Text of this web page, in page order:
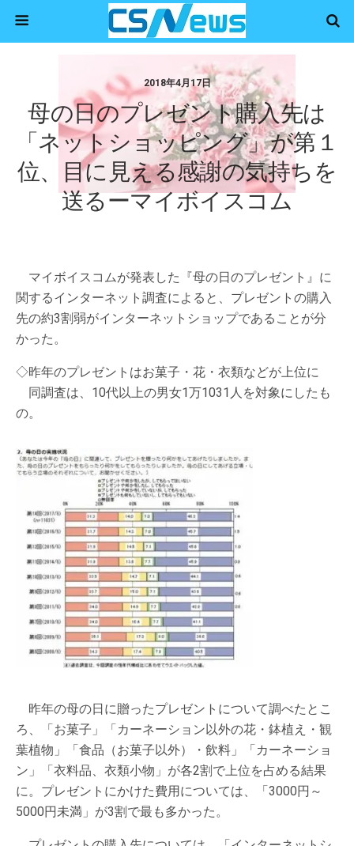
2018年4月17日
母の日のプレゼント購入先は
「ネットショッピング」が第１
位、目に見える感謝の気持ちを
送るーマイボイスコム
マイボイスコムが発表した『母の日のプレゼント』に
関するインターネット調査によると、プレゼントの購入
先の約3割弱がインターネットショップであることが分
かった。
◇昨年のプレゼントはお菓子・花・衣類などが上位に
同調査は、10代以上の男女1万1031人を対象にしたも
の。
昨年の母の日に贈ったプレゼントについて調べたとこ
ろ、「お菓子」「カーネーション以外の花・鉢植え・観
葉植物」「食品（お菓子以外）・飲料」「カーネーショ
ン」「衣料品、衣類小物」が各2割で上位を占める結果
に。プレゼントにかけた費用については、「3000円～
5000円未満」が3割で最も多かった。